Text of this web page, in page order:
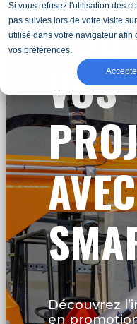
Si vous refusez l'utilisation des
pas suivies lors de votre visite
utilisé dans votre navigateur afin
vos préférences.
VOS
AVEC
Découvrez
en